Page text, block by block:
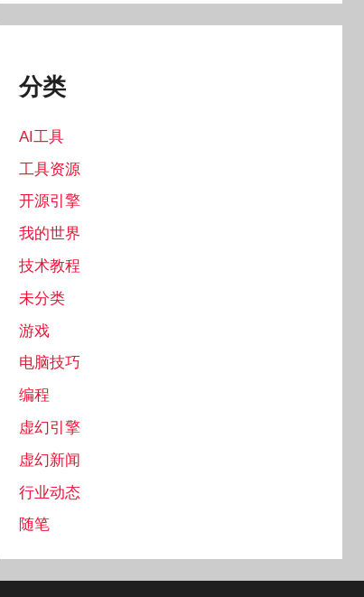
分类
AI工具
工具资源
开源引擎
我的世界
技术教程
未分类
游戏
电脑技巧
编程
虚幻引擎
虚幻新闻
行业动态
随笔